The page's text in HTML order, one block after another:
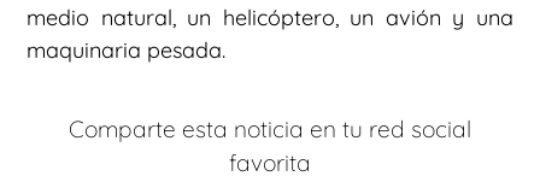
medio natural, un helicóptero, un avión y una
maquinaria pesada.
Comparte esta noticia en tu red social
favorita